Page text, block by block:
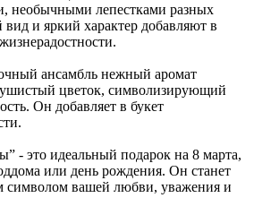
необычными лепестками разных
и яркий характер добавляют в
ансамбль нежный аромат
цветок, символизирующий
Он добавляет в букет
- это идеальный подарок на 8 марта,
или день рождения. Он станет
символом вашей любви, уважения и